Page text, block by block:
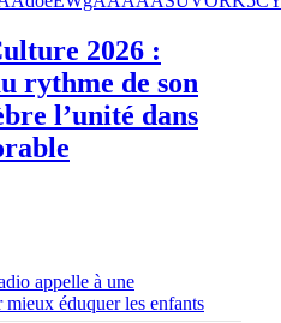
2026 :
rythme de son
l’unité dans
appelle à une
éduquer les enfants